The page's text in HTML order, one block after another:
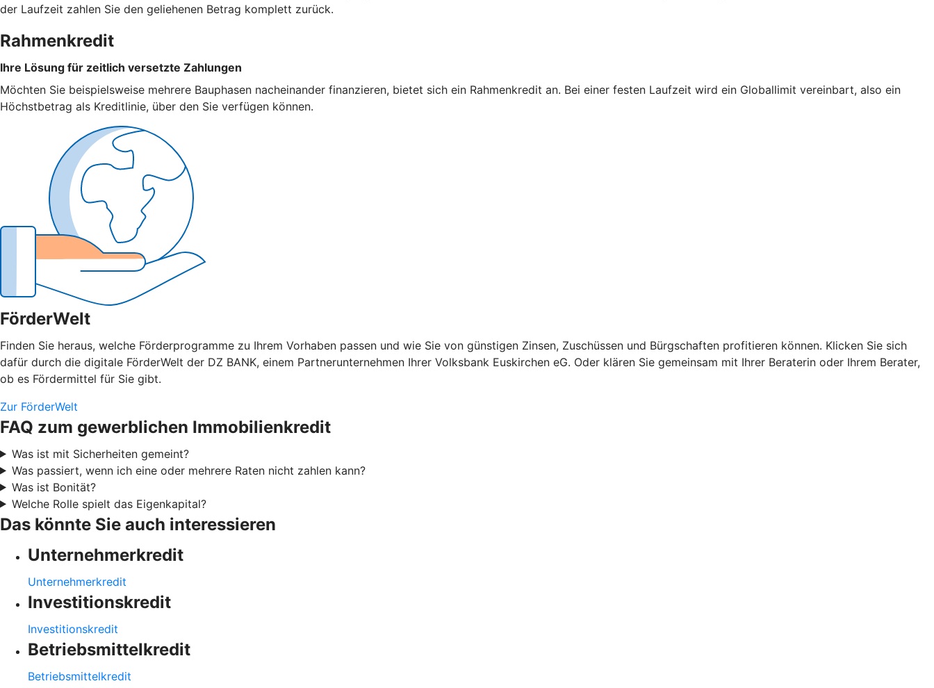
der Laufzeit zahlen Sie den geliehenen Betrag komplett zurück.
Rahmenkredit
Ihre Lösung für zeitlich versetzte Zahlungen
Möchten Sie beispielsweise mehrere Bauphasen nacheinander finanzieren, bietet sich ein Rahmenkredit an. Bei einer festen Laufzeit wird ein Globallimit vereinbart, also ein
Höchstbetrag als Kreditlinie, über den Sie verfügen können.
FörderWelt
Finden Sie heraus, welche Förderprogramme zu Ihrem Vorhaben passen und wie Sie von günstigen Zinsen, Zuschüssen und Bürgschaften profitieren können. Klicken Sie sich
dafür durch die digitale FörderWelt der DZ BANK, einem Partnerunternehmen Ihrer Volksbank Euskirchen eG. Oder klären Sie gemeinsam mit Ihrer Beraterin oder Ihrem Berater,
ob es Fördermittel für Sie gibt.
Zur FörderWelt
FAQ zum gewerblichen Immobilienkredit
Was ist mit Sicherheiten gemeint?
Was passiert, wenn ich eine oder mehrere Raten nicht zahlen kann?
Was ist Bonität?
Welche Rolle spielt das Eigenkapital?
Das könnte Sie auch interessieren
Unternehmerkredit
Unternehmerkredit
Investitionskredit
Investitionskredit
Betriebsmittelkredit
Betriebsmittelkredit